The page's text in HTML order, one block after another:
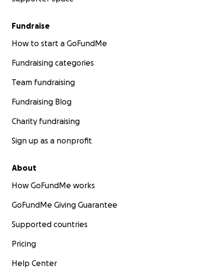
Fundraise
How to start a GoFundMe
Fundraising categories
Team fundraising
Fundraising Blog
Charity fundraising
Sign up as a nonprofit
About
How GoFundMe works
GoFundMe Giving Guarantee
Supported countries
Pricing
Help Center